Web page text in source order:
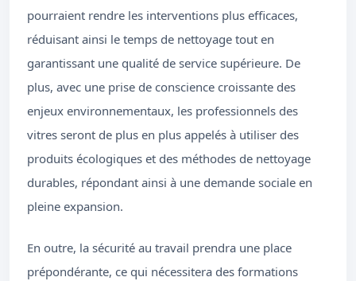
pourraient rendre les interventions plus efficaces,
réduisant ainsi le temps de nettoyage tout en
garantissant une qualité de service supérieure. De
plus, avec une prise de conscience croissante des
enjeux environnementaux, les professionnels des
vitres seront de plus en plus appelés à utiliser des
produits écologiques et des méthodes de nettoyage
durables, répondant ainsi à une demande sociale en
pleine expansion.
En outre, la sécurité au travail prendra une place
prépondérante, ce qui nécessitera des formations